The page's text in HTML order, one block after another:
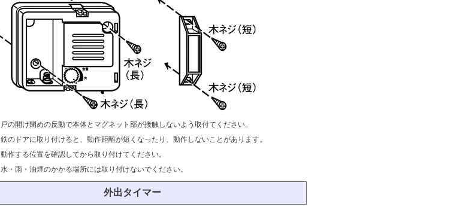
戸の開け閉めの反動で本体とマグネット部が接触しないよう取付てください。
鉄のドアに取り付けると、動作距離が短くなったり、動作しないことがあります。
動作する位置を確認してから取り付けてください。
水・雨・油煙のかかる場所には取り付けないでください。
外出タイマー